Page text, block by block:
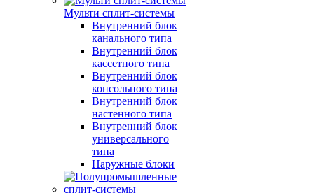
Мульти сплит-системы
Внутренний блок
канального типа
Внутренний блок
кассетного типа
Внутренний блок
консольного типа
Внутренний блок
настенного типа
Внутренний блок
универсального
типа
Наружные блоки